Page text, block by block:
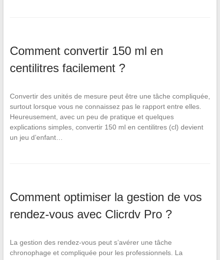
Comment convertir 150 ml en
centilitres facilement ?
Convertir des unités de mesure peut être une tâche compliquée,
surtout lorsque vous ne connaissez pas le rapport entre elles.
Heureusement, avec un peu de pratique et quelques
explications simples, convertir 150 ml en centilitres (cl) devient
un jeu d’enfant…
Comment optimiser la gestion de vos
rendez-vous avec Clicrdv Pro ?
La gestion des rendez-vous peut s’avérer une tâche
chronophage et compliquée pour les professionnels. La